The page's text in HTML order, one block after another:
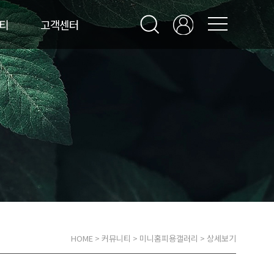
고객센터
HOME > 커뮤니티 > 미니홈피용갤러리 > 상세보기